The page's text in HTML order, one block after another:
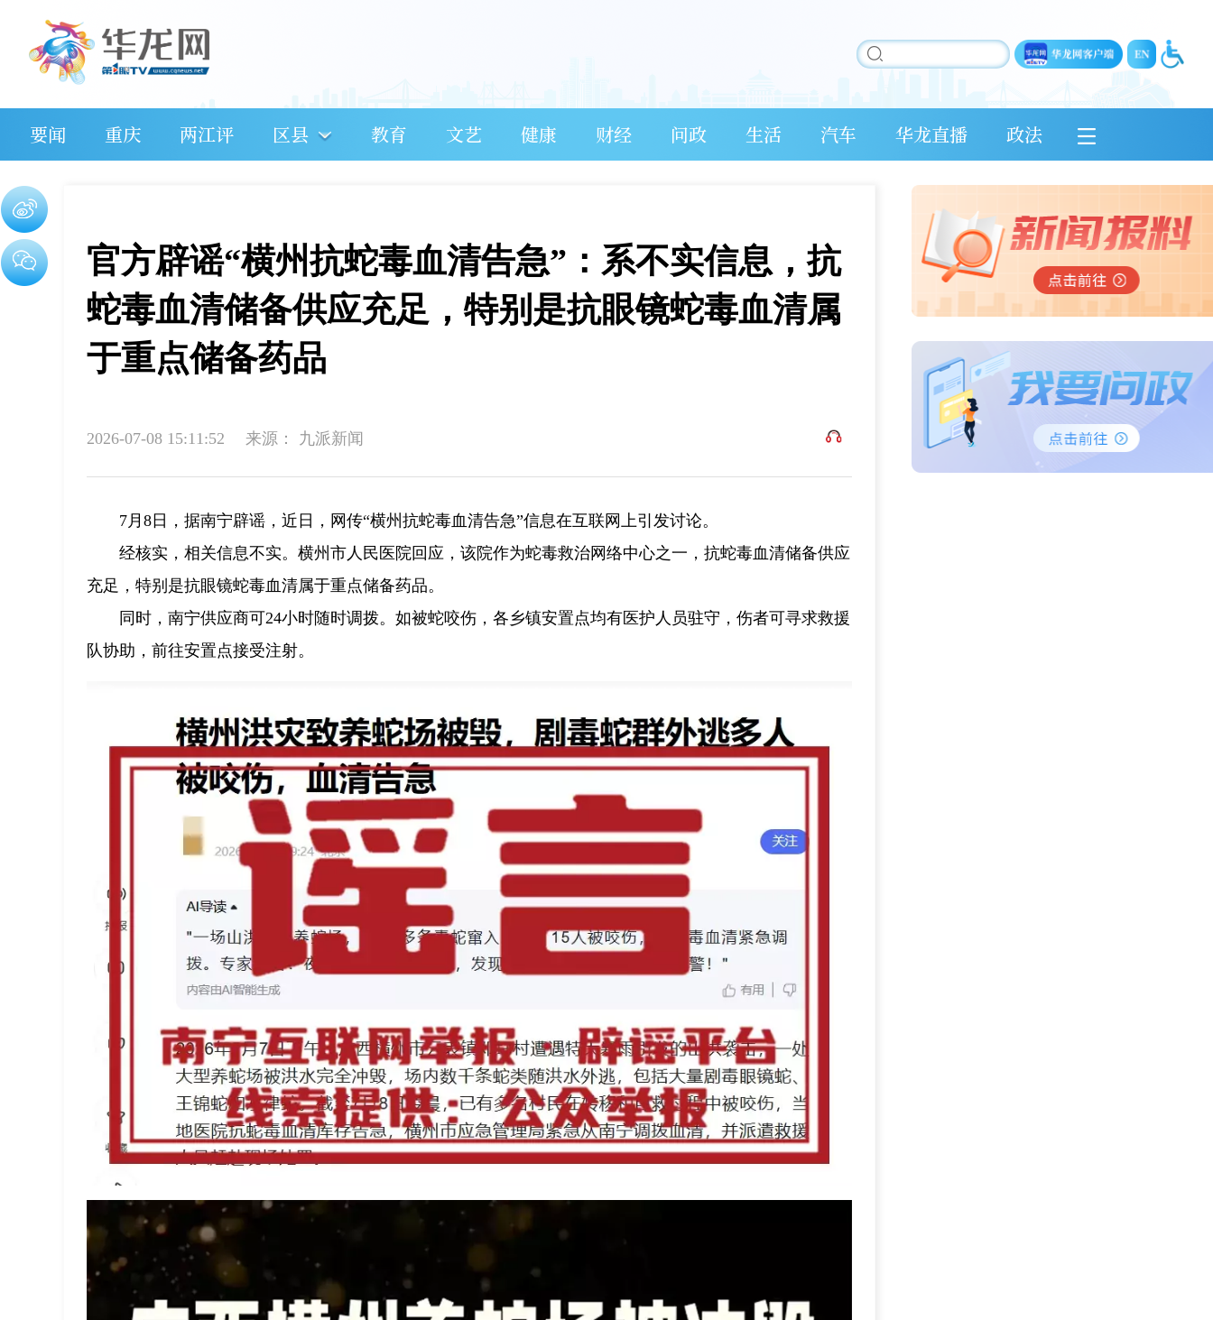
要闻 重庆 两江评 区县 教育 文艺 健康 财经 问政 生活 汽车 华龙直播 政法
官方辟谣“横州抗蛇毒血清告急”：系不实信息，抗
蛇毒血清储备供应充足，特别是抗眼镜蛇毒血清属
于重点储备药品
2026-07-08 15:11:52 来源： 九派新闻
7月8日，据南宁辟谣，近日，网传“横州抗蛇毒血清告急”信息在互联网上引发讨论。
经核实，相关信息不实。横州市人民医院回应，该院作为蛇毒救治网络中心之一，抗蛇毒血清储备供应
充足，特别是抗眼镜蛇毒血清属于重点储备药品。
同时，南宁供应商可24小时随时调拨。如被蛇咬伤，各乡镇安置点均有医护人员驻守，伤者可寻求救援
队协助，前往安置点接受注射。